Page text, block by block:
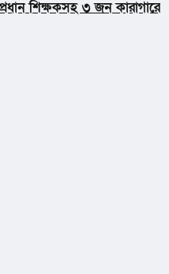
শিক্ষকসহ ৩ জন কারাগারে